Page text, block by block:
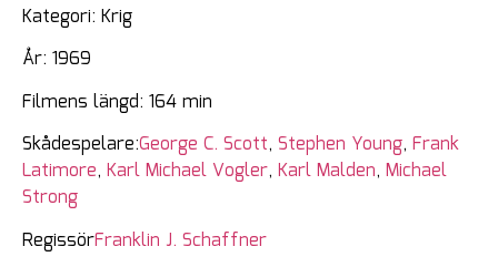
Kategori: Krig
År: 1969
Filmens längd: 164 min
Skådespelare:George C. Scott, Stephen Young, Frank
Latimore, Karl Michael Vogler, Karl Malden, Michael
Strong
RegissörFranklin J. Schaffner